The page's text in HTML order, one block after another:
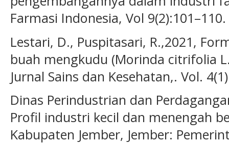
Farmasi Indonesia, Vol 9(2):101–110.
Lestari, D., Puspitasari, R.,2021,
buah mengkudu (Morinda citrifolia
Jurnal Sains dan Kesehatan,. Vol.
Dinas Perindustrian dan
Profil industri kecil dan menengah
Kabupaten Jember, Jember: